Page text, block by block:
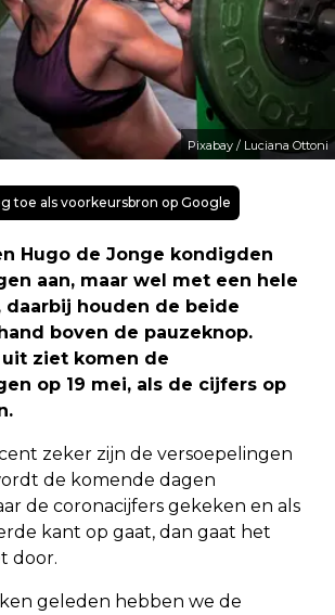
Pixabay / Luciana Ottoni
toe als voorkeursbron op Google
Hugo de Jonge kondigden
aan, maar wel met een hele
daarbij houden de beide
boven de pauzeknop.
ziet komen de
op 19 mei, als de cijfers op
zeker zijn de versoepelingen
de komende dagen
de coronacijfers gekeken en als
kant op gaat, dan gaat het
door.
geleden hebben we de